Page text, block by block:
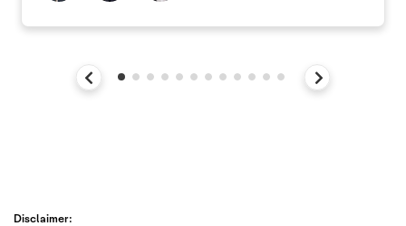
Disclaimer: